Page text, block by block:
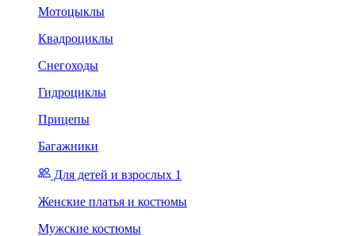
Мотоцыклы
Квадроциклы
Снегоходы
Гидроциклы
Прицепы
Багажники
Для детей и взрослых 1
Женские платья и костюмы
Мужские костюмы